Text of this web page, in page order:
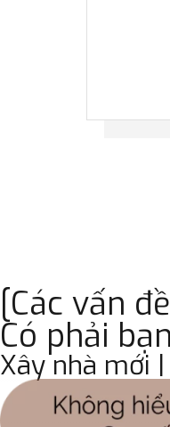
[Các vấn
Có phải
Xây nhà mới